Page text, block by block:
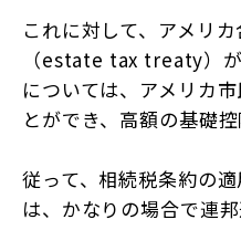
これに対して、アメリ
（estate tax treaty）
については、アメリカ
とができ、高額の基礎
従って、相続税条約の
は、かなりの場合で連